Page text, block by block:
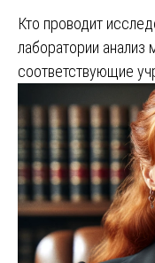
Кто проводит
лаборатории анализ
соответствующие